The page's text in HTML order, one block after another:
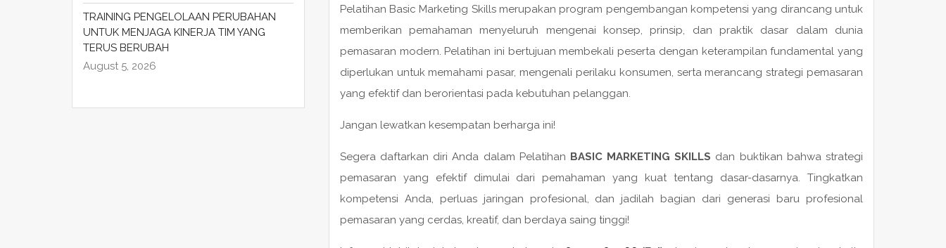
Pelatihan Basic Marketing Skills merupakan program pengembangan kompetensi yang dirancang untuk
memberikan pemahaman menyeluruh mengenai konsep, prinsip, dan praktik dasar dalam dunia
pemasaran modern. Pelatihan ini bertujuan membekali peserta dengan keterampilan fundamental yang
diperlukan untuk memahami pasar, mengenali perilaku konsumen, serta merancang strategi pemasaran
yang efektif dan berorientasi pada kebutuhan pelanggan.
Jangan lewatkan kesempatan berharga ini!
Segera daftarkan diri Anda dalam Pelatihan BASIC MARKETING SKILLS dan buktikan bahwa strategi
pemasaran yang efektif dimulai dari pemahaman yang kuat tentang dasar-dasarnya. Tingkatkan
kompetensi Anda, perluas jaringan profesional, dan jadilah bagian dari generasi baru profesional
pemasaran yang cerdas, kreatif, dan berdaya saing tinggi!
TRAINING PENGELOLAAN PERUBAHAN
UNTUK MENJAGA KINERJA TIM YANG
TERUS BERUBAH
August 5, 2026